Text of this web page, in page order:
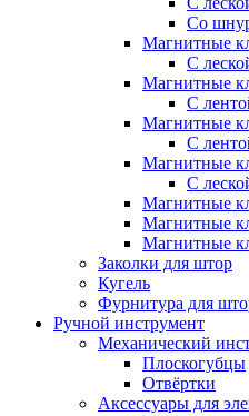
Со
Магнитные
С
Магнитные
С
Магнитные
С
Магнитные
С
Магнитные
Магнитные
Магнитные
Заколки для штор
Кугель
Фурнитура для
Ручной инструмент
Механический
Плоскогубцы
Отвёртки
Аксессуары для